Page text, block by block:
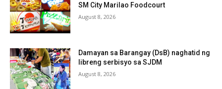
SM City Marilao Foodcourt
August 8, 2026
Damayan sa Barangay (DsB) naghatid ng
libreng serbisyo sa SJDM
August 8, 2026